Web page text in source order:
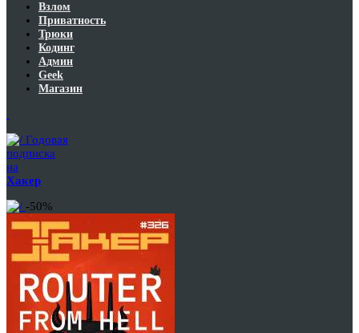
Взлом
Приватность
Трюки
Кодинг
Админ
Geek
Магазин
Годовая
подписка
на
Хакер
-50%